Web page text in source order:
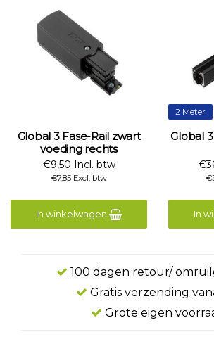
Global 3 Fase-Rail zwart
voeding rechts
€9,50 Incl. btw
€7,85 Excl. btw
In winkelwagen
2 Meter
Global
In
100 dagen retour/
Gratis verzending
Grote eigen